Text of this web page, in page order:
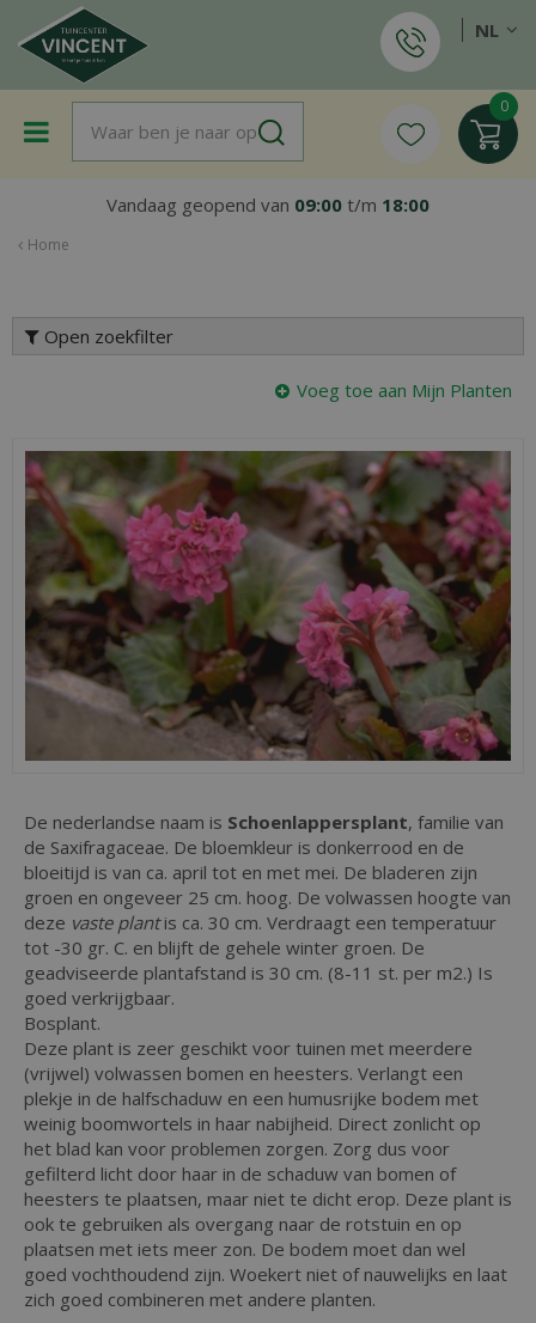
a
Home
Vandaag geopend van 09:00 t/m 18:00
NL
Open zoekfilter
Voeg toe aan Mijn Planten
De nederlandse naam is Schoenlappersplant, familie van
de Saxifragaceae. De bloemkleur is donkerrood en de
bloeitijd is van ca. april tot en met mei. De bladeren zijn
groen en ongeveer 25 cm. hoog. De volwassen hoogte van
deze vaste plantis ca. 30 cm. Verdraagt een temperatuur
tot -30 gr. C. en blijft de gehele winter groen. De
geadviseerde plantafstand is 30 cm. (8-11 st. per m2.) Is
goed verkrijgbaar.
Bosplant.
Deze plant is zeer geschikt voor tuinen met meerdere
(vrijwel) volwassen bomen en heesters. Verlangt een
plekje in de halfschaduw en een humusrijke bodem met
weinig boomwortels in haar nabijheid. Direct zonlicht op
het blad kan voor problemen zorgen. Zorg dus voor
gefilterd licht door haar in de schaduw van bomen of
heesters te plaatsen, maar niet te dicht erop. Deze plant is
ook te gebruiken als overgang naar de rotstuin en op
plaatsen met iets meer zon. De bodem moet dan wel
goed vochthoudend zijn. Woekert niet of nauwelijks en laat
zich goed combineren met andere planten.